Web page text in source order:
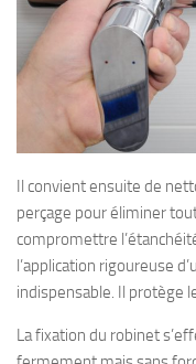
Il convient ensuite de
perçage pour éliminer
compromettre
l’application rigoureuse
indispensable. Il protège
La fixation du robinet